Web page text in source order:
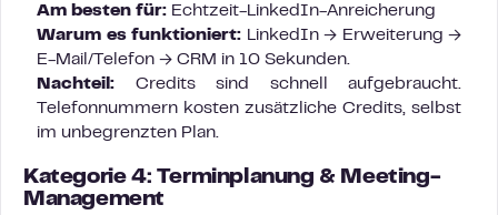
Am besten für: Echtzeit-LinkedIn-Anreicherung
Warum es funktioniert: LinkedIn → Erweiterung →
E-Mail/Telefon → CRM in 10 Sekunden.
Nachteil: Credits sind schnell aufgebraucht.
Telefonnummern kosten zusätzliche Credits, selbst
im unbegrenzten Plan.
Kategorie 4: Terminplanung & Meeting-
Management